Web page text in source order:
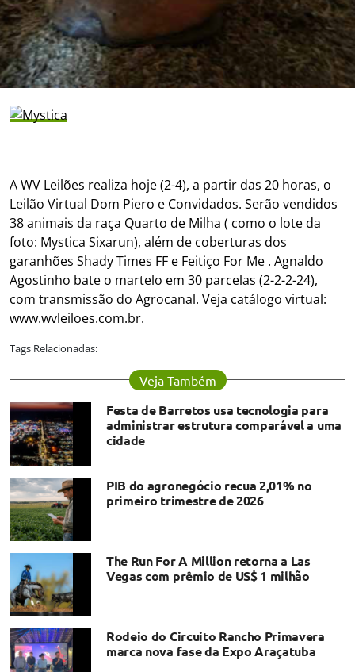
A WV Leilões realiza hoje (2-4), a partir das 20 horas, o
Leilão Virtual Dom Piero e Convidados. Serão vendidos
38 animais da raça Quarto de Milha ( como o lote da
foto: Mystica Sixarun), além de coberturas dos
garanhões Shady Times FF e Feitiço For Me . Agnaldo
Agostinho bate o martelo em 30 parcelas (2-2-2-24),
com transmissão do Agrocanal. Veja catálogo virtual:
www.wvleiloes.com.br.
Tags Relacionadas:
Veja Também
Festa de Barretos usa tecnologia para
administrar estrutura comparável a uma
cidade
PIB do agronegócio recua 2,01% no
primeiro trimestre de 2026
The Run For A Million retorna a Las
Vegas com prêmio de US$ 1 milhão
Rodeio do Circuito Rancho Primavera
marca nova fase da Expo Araçatuba